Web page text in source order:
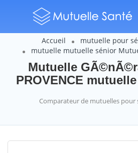
Accueil
mutuelle pour
mutuelle mutuelle sénior
Mutuelle
PROVENCE
Comparateur de mutuelles pour